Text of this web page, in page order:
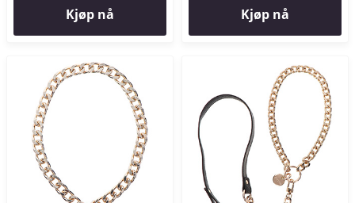
Kjøp nå Kjøp nå